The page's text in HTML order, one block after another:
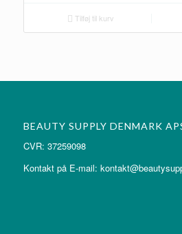
Tilføj til kurv
BEAUTY SUPPLY DENMARK
CVR: 37259098
Kontakt på E-mail: